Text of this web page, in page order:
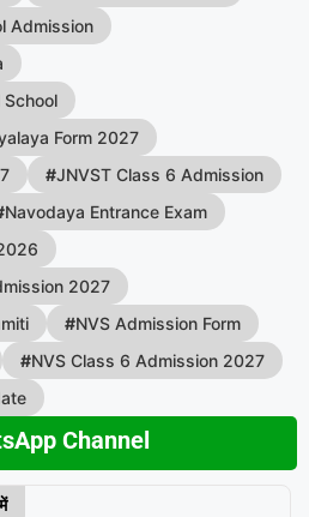
Admission
School
Form 2027
#JNVST Class 6 Admission
Navodaya Entrance Exam
2027
#NVS Admission Form
#NVS Class 6 Admission 2027
Channel